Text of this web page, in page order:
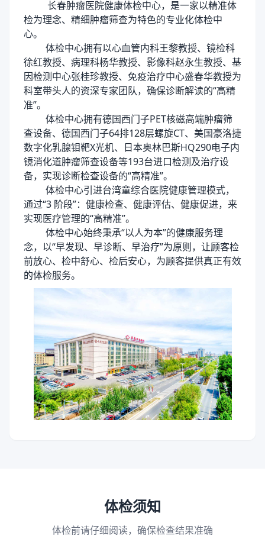
长春肿瘤医院健康体检中心，是一家以精准体
检为理念、精细肿瘤筛查为特色的专业化体检中
心。
体检中心拥有以心血管内科王黎教授、镜检科
徐红教授、病理科杨华教授、影像科赵永生教授、基
因检测中心张桂珍教授、免疫治疗中心盛春华教授为
科室带头人的资深专家团队，确保诊断解读的“高精
准”。
体检中心拥有德国西门子PET核磁高端肿瘤筛
查设备、德国西门子64排128层螺旋CT、美国豪洛捷
数字化乳腺钼靶X光机、日本奥林巴斯HQ290电子内
镜消化道肿瘤筛查设备等193台进口检测及治疗设
备，实现诊断检查设备的“高精准”。
体检中心引进台湾童综合医院健康管理模式，
通过“3 阶段”：健康检查、健康评估、健康促进，来
实现医疗管理的“高精准”。
体检中心始终秉承“以人为本”的健康服务理
念，以“早发现、早诊断、早治疗”为原则，让顾客检
前放心、检中舒心、检后安心，为顾客提供真正有效
的体检服务。
体检须知
体检前请仔细阅读，确保检查结果准确